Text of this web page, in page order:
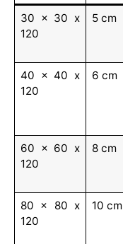
30 x 30 x
120
5 cm
40 x 40 x
120
6 cm
60 x 60 x
120
8 cm
80 x 80 x
120
10 cm